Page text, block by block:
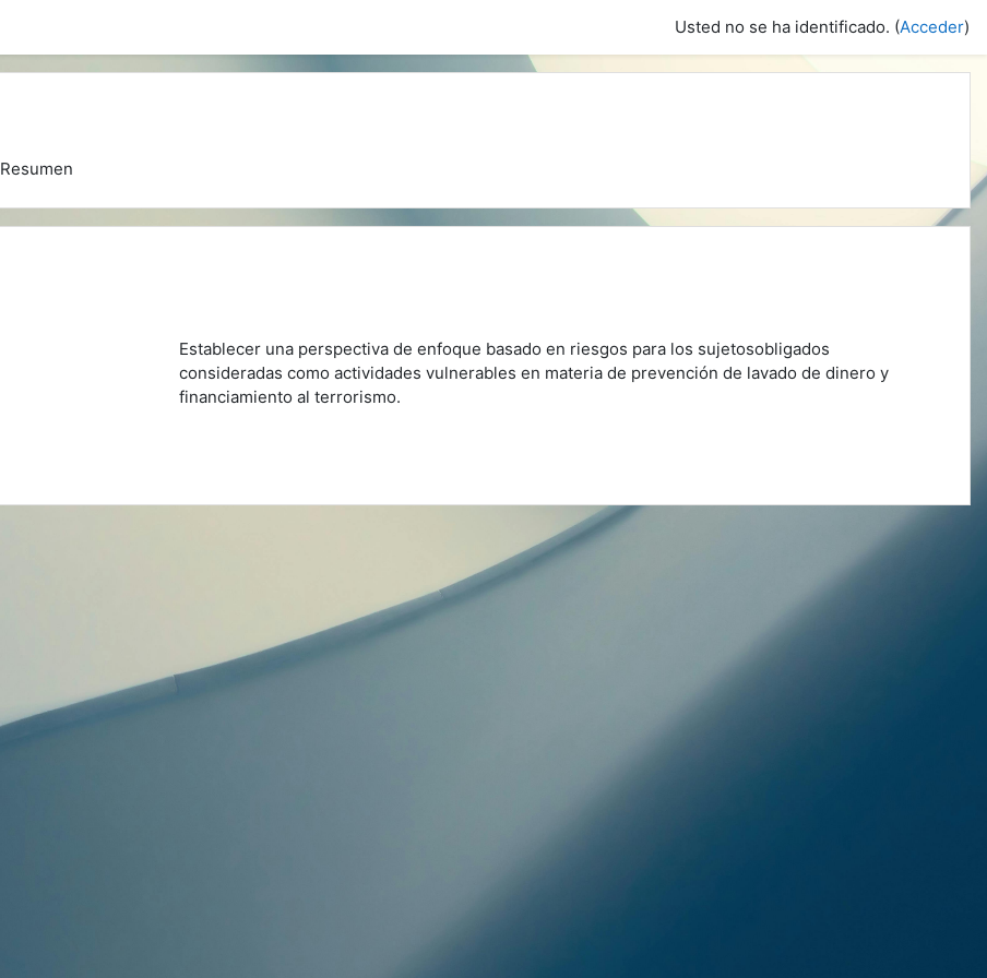
Usted no se ha identificado. (Acceder)
Resumen
Establecer una perspectiva de enfoque basado en riesgos para los sujetosobligados
consideradas como actividades vulnerables en materia de prevención de lavado de dinero y
financiamiento al terrorismo.